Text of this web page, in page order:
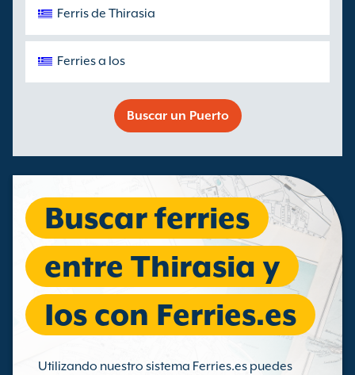
Ferris de Thirasia
Ferries a Ios
Buscar un Puerto
Buscar ferries
entre Thirasia y
Ios con Ferries.es
Utilizando nuestro sistema Ferries.es puedes